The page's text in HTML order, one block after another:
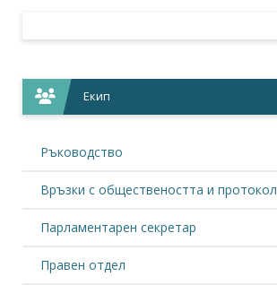
Екип
Ръководство
Връзки с обществеността и протокол
Парламентарен секретар
Правен отдел